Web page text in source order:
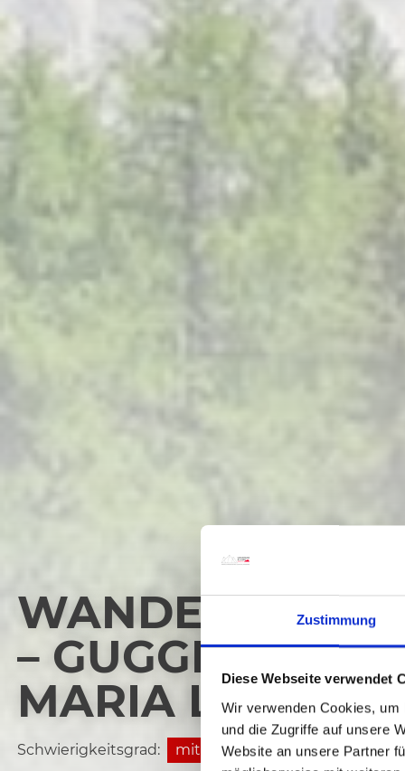
Zustimmung
Diese Webseite verwendet
Wir verwenden Cookies,
und die Zugriffe auf unsere
Website an unsere Partner
WANDERUNG
–
MARIA LUGGAU
Schwierigkeitsgrad: mittel